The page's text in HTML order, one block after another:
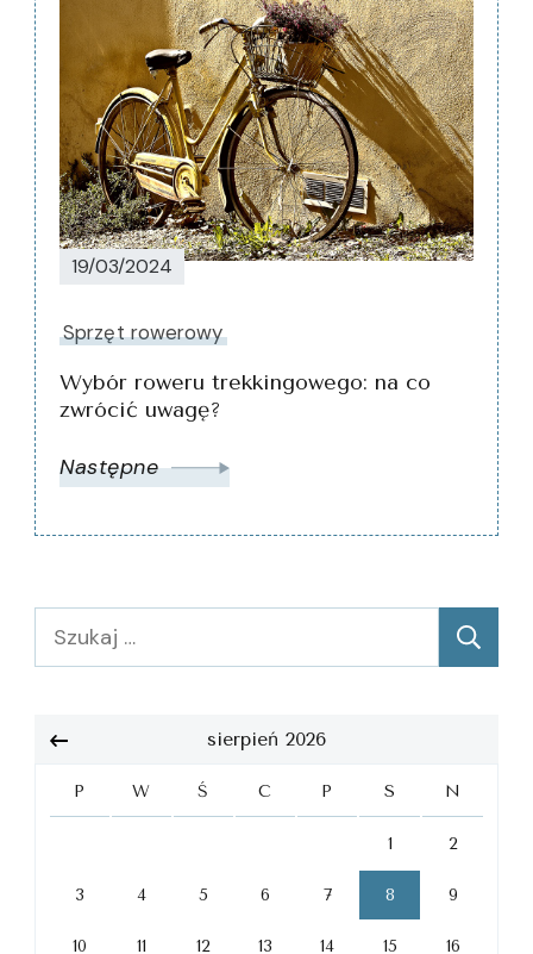
19/03/2024
Sprzęt rowerowy
Wybór roweru trekkingowego: na co
zwrócić uwagę?
Następne
Szukaj:
sierpień 2026
P W Ś C P S N
1 2
3 4 5 6 7 8 9
10 11 12 13 14 15 16